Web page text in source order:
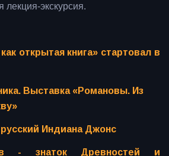
лекция-экскурсия.
открытая книга» стартовал в
Выставка «Романовы. Из
Индиана Джонс
- знаток Древностей и